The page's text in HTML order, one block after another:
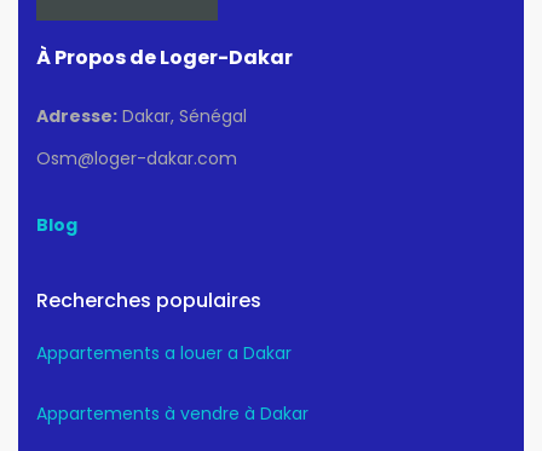
À Propos de Loger-Dakar
Adresse: Dakar, Sénégal
Osm@loger-dakar.com
Blog
Recherches populaires
Appartements a louer a Dakar
Appartements à vendre à Dakar